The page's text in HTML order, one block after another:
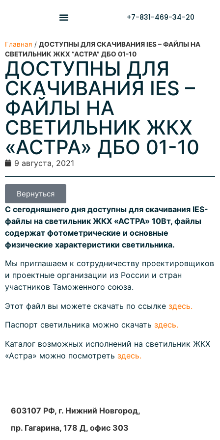
+7-831-469-34-20
Главная / ДОСТУПНЫ ДЛЯ СКАЧИВАНИЯ IES – ФАЙЛЫ НА
СВЕТИЛЬНИК ЖКХ “АСТРА” ДБО 01-10
ДОСТУПНЫ ДЛЯ
СКАЧИВАНИЯ IES –
ФАЙЛЫ НА
СВЕТИЛЬНИК ЖКХ
«АСТРА» ДБО 01-10
9 августа, 2021
Вернуться
С сегодняшнего дня доступны для скачивания IES-
файлы на светильник ЖКХ «АСТРА» 10Вт, файлы
содержат фотометрические и основные
физические характеристики светильника.
Мы приглашаем к сотрудничеству проектировщиков
и проектные организации из России и стран
участников Таможенного союза.
Этот файл вы можете скачать по ссылке здесь.
Паспорт светильника можно скачать здесь.
Каталог возможных исполнений на светильник ЖКХ
«Астра» можно посмотреть здесь.
603107 РФ, г. Нижний Новгород,
пр. Гагарина, 178 Д, офис 303